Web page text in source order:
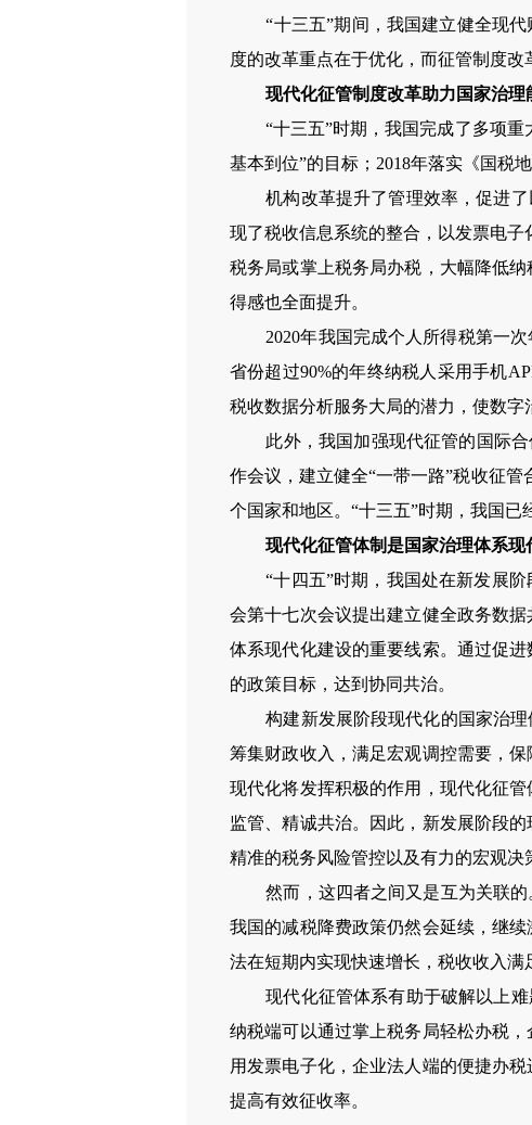
“十三五”期间，我国建立健全现
度的改革重点在于优化，而征管制度改
现代化征管制度改革助力国家治理
“十三五”时期，我国完成了多项重
基本到位”的目标； 2018年落实《国税
机构改革提升了管理效率，促进
现了税收信息系统的整合，以发票电子
税务局或掌上税务局办税，大幅降低
得感也全面提升。
2020年我国完成个人所得税第一
省份超过90%的年终纳税人采用手机
税收数据分析服务大局的潜力，使数字
此外，我国加强现代征管的国际
作会议，建立健全“一带一路”税收征
个国家和地区。“十三五”时期，我国已
现代化征管体制是国家治理体系现
“十四五”时期，我国处在新发展
会第十七次会议提出建立健全政务数
体系现代化建设的重要线索。通过促
的政策目标，达到协同共治。
构建新发展阶段现代化的国家治
筹集财政收入，满足宏观调控需要，
现代化将发挥积极的作用，现代化征
监管、精诚共治。因此，新发展阶段
精准的税务风险管控以及有力的宏观决
然而，这四者之间又是互为关联
我国的减税降费政策仍然会延续，继
法在短期内实现快速增长，税收收入满
现代化征管体系有助于破解以上
纳税端可以通过掌上税务局轻松办税
用发票电子化，企业法人端的便捷办
提高有效征收率。